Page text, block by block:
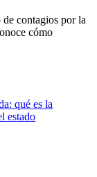
contagios por la
cómo